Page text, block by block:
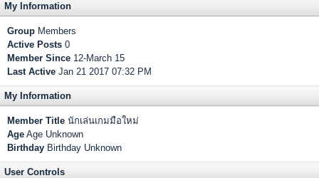
My Information
Group Members
Active Posts 0
Member Since 12-March 15
Last Active Jan 21 2017 07:32 PM
My Information
Member Title นักเล่นเกมมือใหม่
Age Age Unknown
Birthday Birthday Unknown
User Controls